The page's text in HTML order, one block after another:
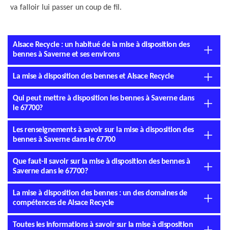
va falloir lui passer un coup de fil.
Alsace Recycle : un habitué de la mise à disposition des
bennes à Saverne et ses environs
La mise à disposition des bennes et Alsace Recycle
Qui peut mettre à disposition les bennes à Saverne dans
le 67700?
Les renseignements à savoir sur la mise à disposition des
bennes à Saverne dans le 67700
Que faut-il savoir sur la mise à disposition des bennes à
Saverne dans le 67700?
La mise à disposition des bennes : un des domaines de
compétences de Alsace Recycle
Toutes les informations à savoir sur la mise à disposition